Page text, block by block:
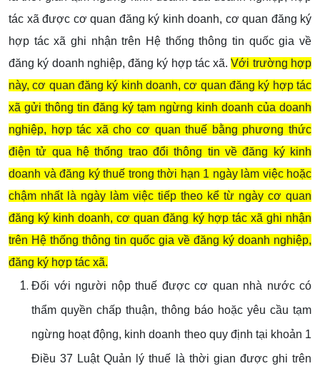
tác xã được cơ quan đăng ký kinh doanh, cơ quan đăng ký
hợp tác xã ghi nhận trên Hệ thống thông tin quốc gia về
đăng ký doanh nghiệp, đăng ký hợp tác xã.Với trường hợp
này, cơ quan đăng ký kinh doanh, cơ quan đăng ký hợp tác
xã gửi thông tin đăng ký tạm ngừng kinh doanh của doanh
nghiệp, hợp tác xã cho cơ quan thuế bằng phương thức
điện tử qua hệ thống trao đổi thông tin về đăng ký kinh
doanh và đăng ký thuế trong thời hạn 1 ngày làm việc hoặc
chậm nhất là ngày làm việc tiếp theo kể từ ngày cơ quan
đăng ký kinh doanh, cơ quan đăng ký hợp tác xã ghi nhận
trên Hệ thống thông tin quốc gia về đăng ký doanh nghiệp,
đăng ký hợp tác xã.
Đối với người nộp thuế được cơ quan nhà nước có
thẩm quyền chấp thuận, thông báo hoặc yêu cầu tạm
ngừng hoạt động, kinh doanh theo quy định tại khoản 1
Điều 37 Luật Quản lý thuế là thời gian được ghi trên